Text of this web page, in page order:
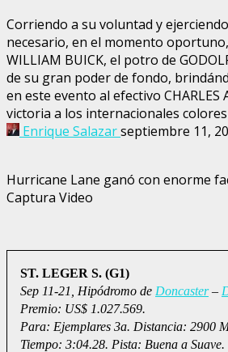
Corriendo a su voluntad y
necesario, en el momento
WILLIAM BUICK, el potro de
de su gran poder de fondo,
en este evento al efectivo CHARLES
victoria a los internacionales colores
Enrique Salazarseptiembre 11,
Hurricane Lane ganó con enorme
Captura Video
ST. LEGER S. (G1)
Sep 11-21, Hipódromo de Doncaster–
Premio: US$ 1.027.569.
Para: Ejemplares 3a. Distancia: 2900
Tiempo: 3:04.28. Pista: Buena a Suave.